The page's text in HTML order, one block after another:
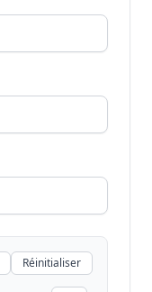
Réinitialiser